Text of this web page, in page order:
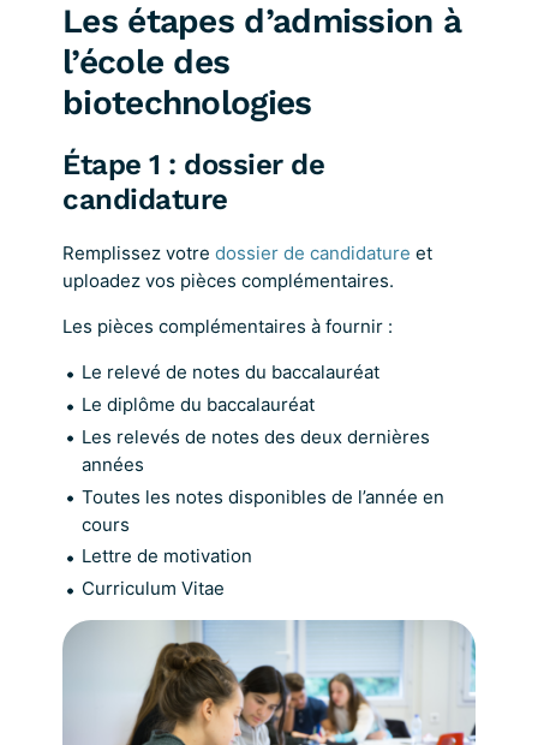
Les étapes d’admission à
l’école des
biotechnologies
Étape 1 : dossier de
candidature
Remplissez votre dossier de candidature et
uploadez vos pièces complémentaires.
Les pièces complémentaires à fournir :
Le relevé de notes du baccalauréat
Le diplôme du baccalauréat
Les relevés de notes des deux dernières
années
Toutes les notes disponibles de l’année en
cours
Lettre de motivation
Curriculum Vitae